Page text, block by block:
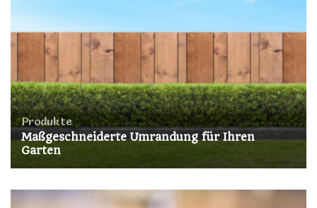
Produkte
Maßgeschneiderte Umrandung für Ihren
Garten